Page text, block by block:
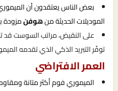
بعض الناس يعتقدون أن
الموديلات الحديثة منهوفنمزودة
على النقيض، مراتب السوست قد
توفّر التبريد الذكي الذي تقدمه
العمر الافتراضي
الميموري فوم أكثر متانة